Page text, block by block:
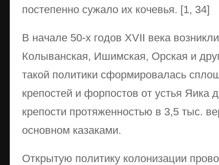
постепенно сужало их кочевья. [1, 34]
В начале 50-х годов XVII века
Колыванская, Ишимская, Орская и
такой политики сформировалась
крепостей и форпостов от устья Яика
крепости протяженностью в 3,5 тыс.
основном казаками.
Открытую политику колонизации